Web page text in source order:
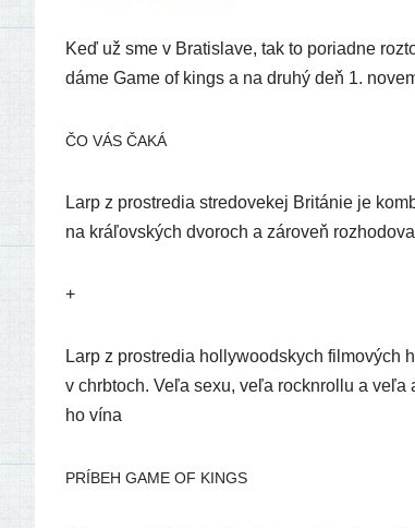
Keď už sme v Bratislave, tak to poriad­ne
dáme Game of kings a na dru­hý deň 1.
ČO VÁS ČAKÁ
Larp z pro­stre­dia stre­do­ve­kej Británie je
na krá­ľov­ských dvo­roch a záro­veň
+
Larp z pro­stre­dia hol­ly­wo­od­skych fil­mo­vých
v chrb­toch. Veľa sexu, veľa rockn­rol­lu a veľa
ho vína
PRÍBEH GAME OF KINGS